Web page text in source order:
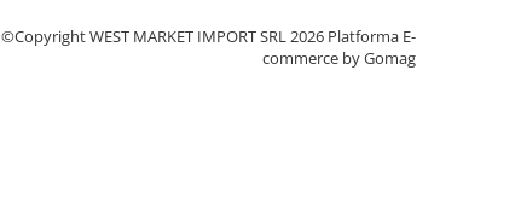
©Copyright WEST MARKET IMPORT SRL 2026 Platforma E-
commerce by Gomag